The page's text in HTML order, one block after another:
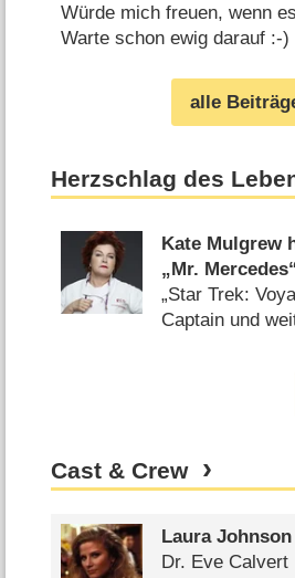
Würde mich freuen, wenn
Warte schon ewig darauf :-)
alle
Herzschlag des
Kate Mulgrew
„Mr.
Staffel an
„Star Trek:
Captain und
Cast & Crew
Laura Johnson
Dr. Eve Calvert